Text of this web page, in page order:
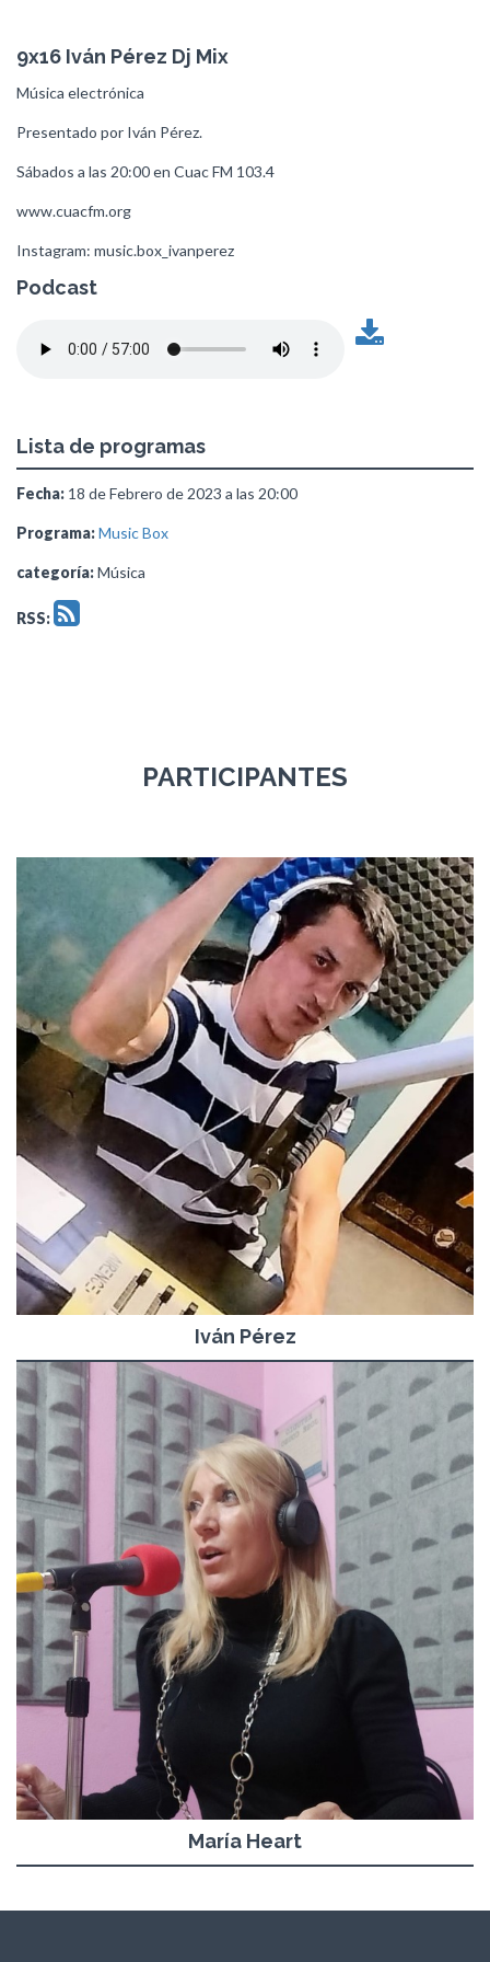
9x16 Iván Pérez Dj Mix
Música electrónica
Presentado por Iván Pérez.
Sábados a las 20:00 en Cuac FM 103.4
www.cuacfm.org
Instagram: music.box_ivanperez
Podcast
Lista de programas
Fecha: 18 de Febrero de 2023 a las 20:00
Programa:Music Box
categoría:Música
RSS:
PARTICIPANTES
Iván Pérez
María Heart